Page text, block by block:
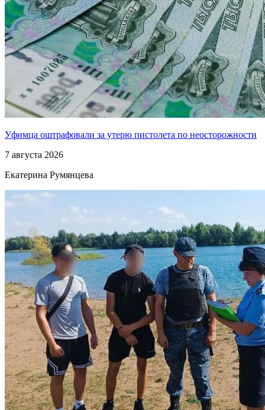
Уфимца оштрафовали за утерю пистолета по неосторожности
7 августа 2026
Екатерина Румянцева